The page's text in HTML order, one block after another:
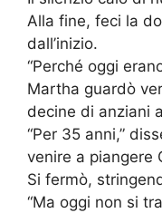
Alla fine, feci la
dall’inizio.
“Perché oggi
Martha guardò
decine di anziani
“Per 35 anni,”
venire a piangere
Si fermò,
“Ma oggi non si